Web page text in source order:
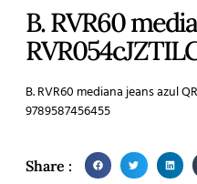
B. RVR60
B. RVR60 mediana jeans azul
9789587456455
Share :